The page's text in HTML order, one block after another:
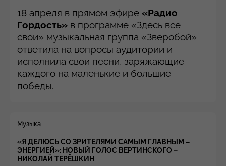
18 апреля в прямом эфире «Радио
Гордость» в программе «Здесь все
свои» музыкальная группа «Зверобой»
ответила на вопросы аудитории и
исполнила свои песни, заряжающие
каждого на маленькие и большие
победы.
Музыка
«Я ДЕЛЮСЬ СО ЗРИТЕЛЯМИ САМЫМ ГЛАВНЫМ –
ЭНЕРГИЕЙ»: НОВЫЙ ГОЛОС ВЕРТИНСКОГО –
НИКОЛАЙ ТЕРЁШКИН